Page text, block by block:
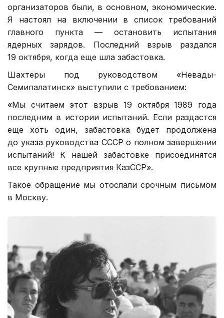
организаторов были, в основном, экономические.
Я настоял на включении в список требований
главного пункта — остановить испытания
ядерных зарядов. Последний взрыв раздался
19 октября, когда еще шла забастовка.
Шахтеры под руководством «Невады-
Семипалатинск» выступили с требованием:
«Мы считаем этот взрыв 19 октября 1989 года
последним в истории испытаний. Если раздастся
еще хоть один, забастовка будет продолжена
до указа руководства СССР о полном завершении
испытаний! К нашей забастовке присоединятся
все крупные предприятия КазССР».
Такое обращение мы отослали срочным письмом
в Москву.